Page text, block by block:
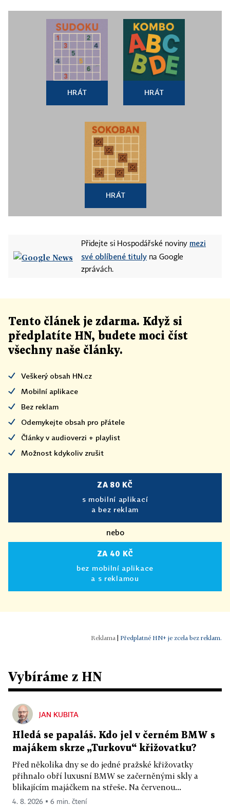
HRÁT HRÁT
HRÁT
Přidejte si Hospodářské noviny mezi
své oblíbené tituly na Google
zprávách.
Tento článek je zdarma. Když si
předplatíte HN, budete moci číst
všechny naše články.
Veškerý obsah HN.cz
Mobilní aplikace
Bez reklam
Odemykejte obsah pro přátele
Články v audioverzi + playlist
Možnost kdykoliv zrušit
ZA 80 KČ
s mobilní aplikací
a bez reklam
nebo
ZA 40 KČ
bez mobilní aplikace
a s reklamou
| Předplatné HN+ je zcela bez reklam.
Vybíráme z HN
JAN KUBITA
Hledá se papaláš. Kdo jel v černém BMW s
majákem skrze „Turkovu“ křižovatku?
Před několika dny se do jedné pražské křižovatky
přihnalo obří luxusní BMW se začerněnými skly a
blikajícím majáčkem na střeše. Na červenou...
4. 8. 2026 ▪ 6 min. čtení